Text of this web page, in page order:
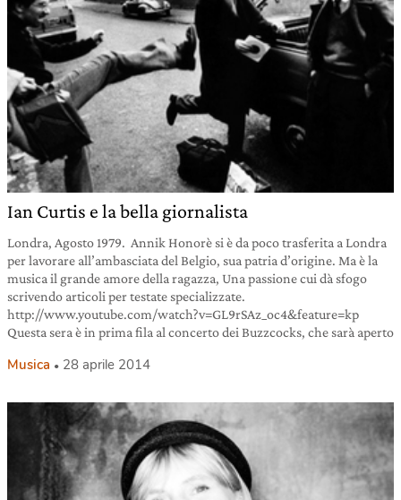
Ian Curtis e la bella giornalista
Londra, Agosto 1979. Annik Honorè si è da poco trasferita a Londra
per lavorare all’ambasciata del Belgio, sua patria d’origine. Ma è la
musica il grande amore della ragazza, Una passione cui dà sfogo
scrivendo articoli per testate specializzate.
http://www.youtube.com/watch?v=GL9rSAz_oc4&feature=kp
Questa sera è in prima fila al concerto dei Buzzcocks, che sarà aperto
Musica 28 aprile 2014